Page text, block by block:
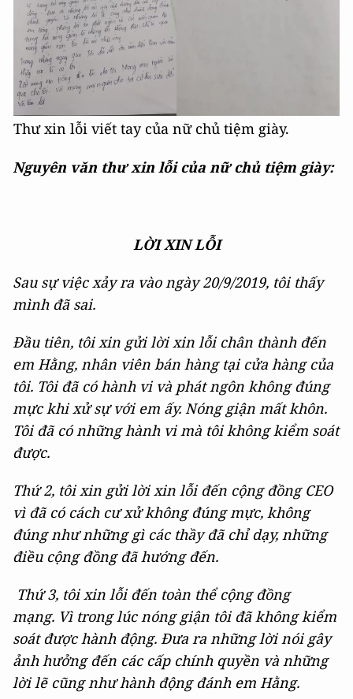
Thư xin lỗi viết tay của nữ chủ tiệm giày.
Nguyên văn thư xin lỗi của nữ chủ tiệm giày:
LỜI XIN LỖI
Sau sự việc xảy ra vào ngày 20/9/2019, tôi thấy
mình đã sai.
Đầu tiên, tôi xin gửi lời xin lỗi chân thành đến
em Hằng, nhân viên bán hàng tại cửa hàng của
tôi. Tôi đã có hành vi và phát ngôn không đúng
mực khi xử sự với em ấy. Nóng giận mất khôn.
Tôi đã có những hành vi mà tôi không kiểm soát
được.
Thứ 2, tôi xin gửi lời xin lỗi đến cộng đồng CEO
vì đã có cách cư xử không đúng mực, không
đúng như những gì các thầy đã chỉ dạy, những
điều cộng đồng đã hướng đến.
Thứ 3, tôi xin lỗi đến toàn thể cộng đồng
mạng. Vì trong lúc nóng giận tôi đã không kiểm
soát được hành động. Đưa ra những lời nói gây
ảnh hưởng đến các cấp chính quyền và những
lời lẽ cũng như hành động đánh em Hằng.